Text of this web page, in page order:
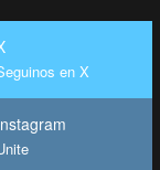
en X